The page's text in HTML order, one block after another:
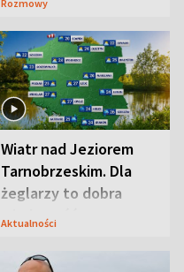
Rozmowy
Wiatr nad Jeziorem
Tarnobrzeskim. Dla
żeglarzy to dobra
wiadomość
Aktualności